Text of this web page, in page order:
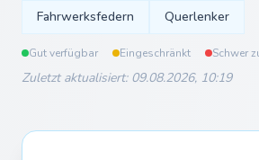
Fahrwerksfedern
Querlenker
Gut verfügbar Eingeschränkt Schwer
Zuletzt aktualisiert: 09.08.2026, 10:19